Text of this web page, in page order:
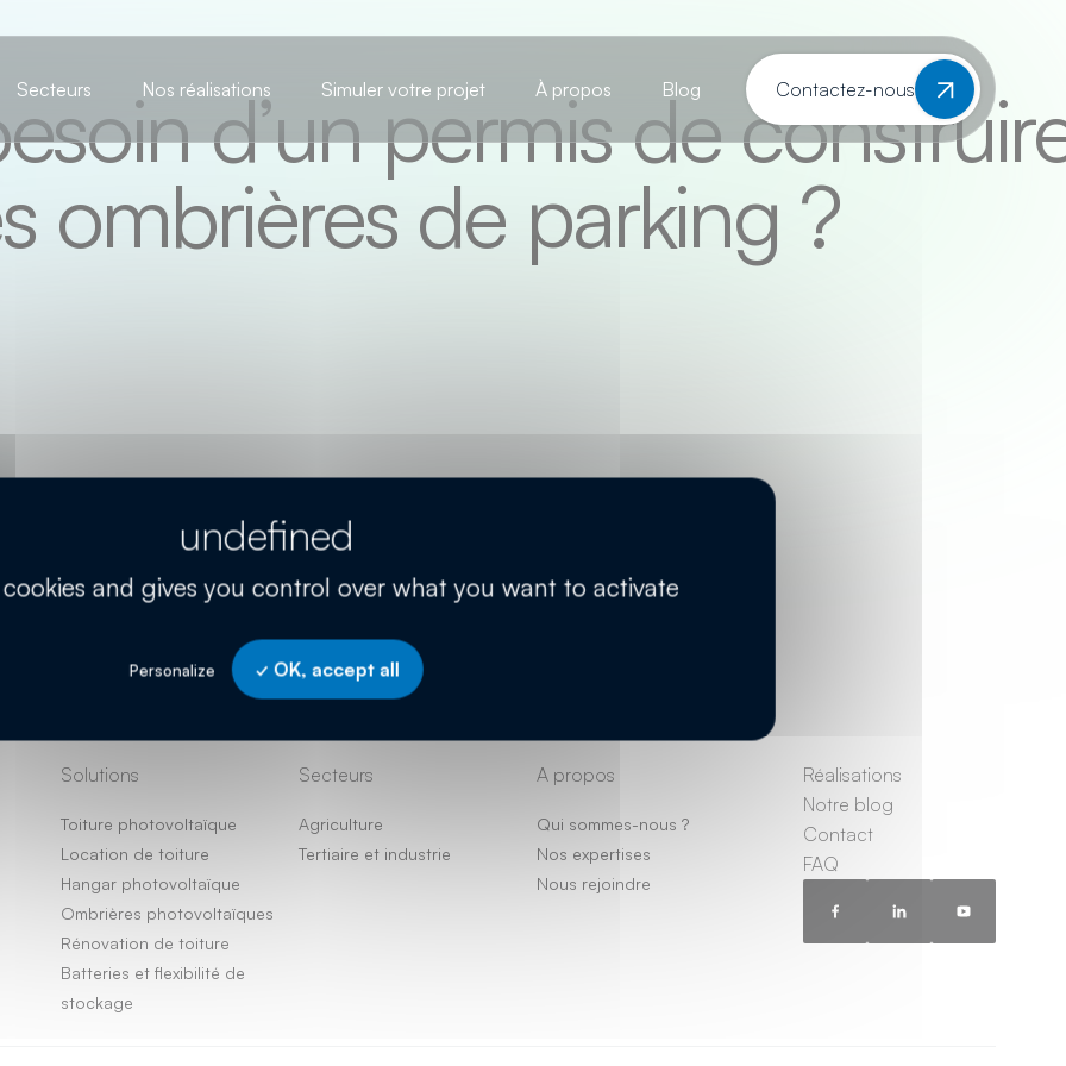
Secteurs Nos réalisations Simuler votre projet À propos Blog Contactez-nous
d’un permis de
ombrières de parking ?
Solutions
Toiture photovoltaïque
Location de toiture
Hangar photovoltaïque
Ombrières photovoltaïques
Rénovation de toiture
Batteries et flexibilité de
stockage
Secteurs
Agriculture
Tertiaire et industrie
A propos
Qui sommes-nous ?
Nos expertises
Nous rejoindre
Réalisations
Notre blog
Contact
FAQ
cookies and gives you control over what you want to activate
Personalize OK, accept all